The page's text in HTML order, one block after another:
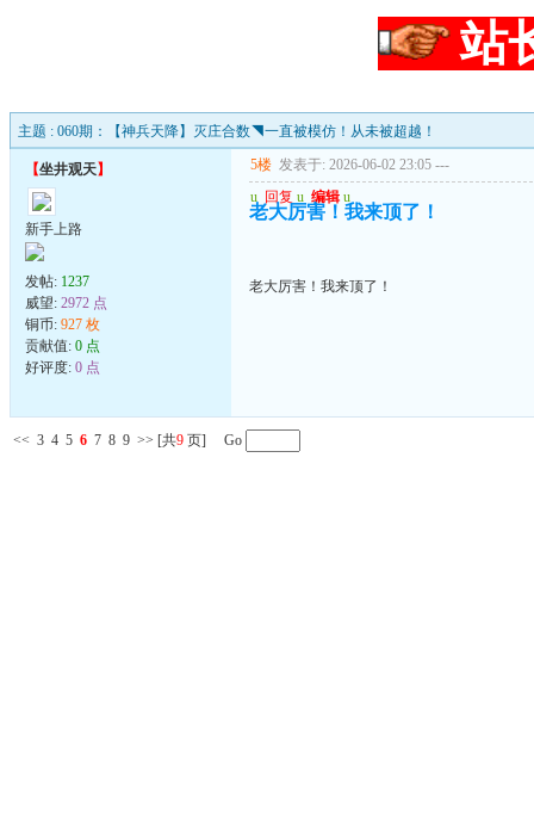
站
主题 : 060期：【神兵天降】灭庄合数◥一直被模仿！从未被超越！
【坐井观天】
新手上路
发帖: 1237
威望: 2972 点
铜币: 927 枚
贡献值: 0 点
好评度: 0 点
5楼 发表于: 2026-06-02 23:05 ---
u 回复 u 编辑 u
老大厉害！我来顶了！
老大厉害！我来顶了！
<< 3 4 5 6 7 8 9 >> [共9 页] Go